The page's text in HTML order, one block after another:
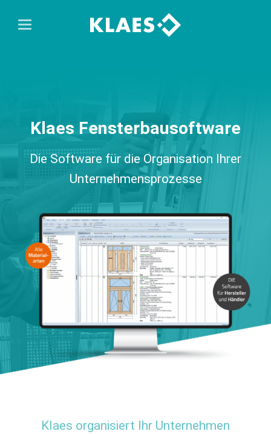
Klaes Fensterbausoftware
Die Software für die Organisation Ihrer
Unternehmensprozesse
Klaes organisiert Ihr Unternehmen